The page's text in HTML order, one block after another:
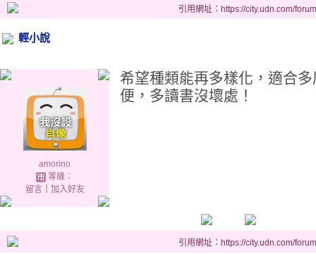
引用網址：https://city.udn.com/
輕小說
amorino
等級：
留言｜ 加入好友
希望種類能再多樣化，適合
便，多讀書沒壞處！
引用網址：https://city.udn.com/